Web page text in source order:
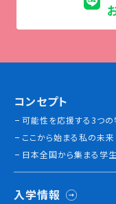
コンセプト
可能性を応援する3つの
ここから始まる私の未来
日本全国から集まる学
入学情報